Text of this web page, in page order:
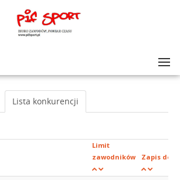
Lista konkurencji
Limit
zawodników
Zapis do